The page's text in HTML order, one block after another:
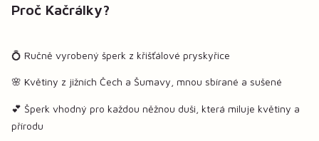
Proč Kačrálky?
💍 Ručně vyrobený šperk z křišťálové pryskyřice
🌸 Květiny z jižních Čech a Šumavy, mnou sbírané a sušené
💕 Šperk vhodný pro každou něžnou duši, která miluje květiny a
přírodu